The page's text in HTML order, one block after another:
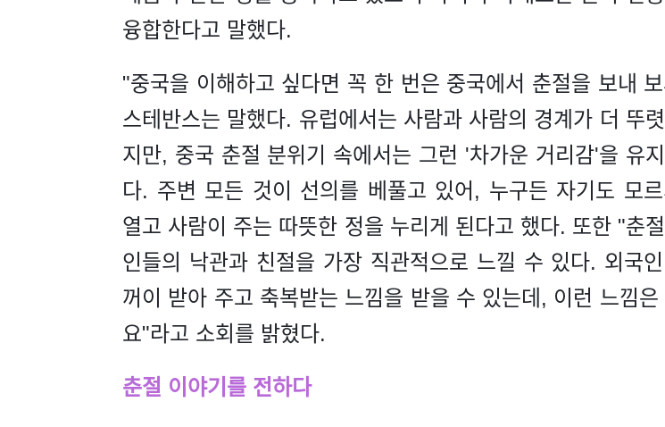
융합한다고 말했다.
"중국을 이해하고 싶다면 꼭 한 번은 중국에서 춘절을 보내
스테반스는 말했다. 유럽에서는 사람과 사람의 경계가 더 뚜
지만, 중국 춘절 분위기 속에서는 그런 '차가운 거리감'을 유
다. 주변 모든 것이 선의를 베풀고 있어, 누구든 자기도 모
열고 사람이 주는 따뜻한 정을 누리게 된다고 했다. 또한 "춘
인들의 낙관과 친절을 가장 직관적으로 느낄 수 있다. 외국인
꺼이 받아 주고 축복받는 느낌을 받을 수 있는데, 이런 느낌은
요"라고 소회를 밝혔다.
춘절 이야기를 전하다